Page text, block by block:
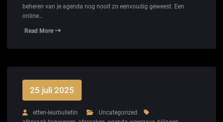
beheren van je agenda nog nooit zo eenvoudig geweest. Een
online…
Read More
25 juli 2025
etten-leurbulletin
Uncategorized